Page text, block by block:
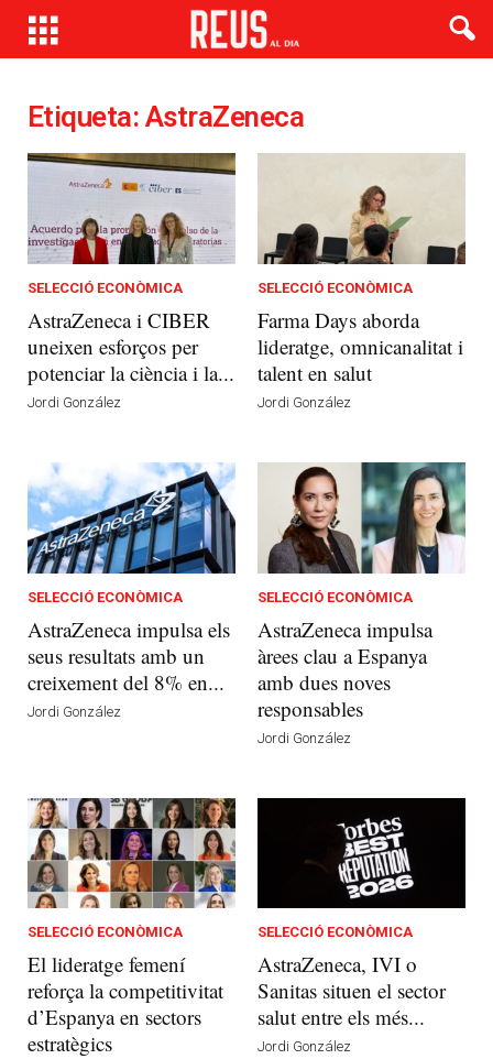
Etiqueta: AstraZeneca
SELECCIÓ ECONÒMICA
AstraZeneca i CIBER
uneixen esforços per
potenciar la ciència i la...
Jordi González
SELECCIÓ ECONÒMICA
Farma Days aborda
lideratge, omnicanalitat i
talent en salut
Jordi González
SELECCIÓ ECONÒMICA
AstraZeneca impulsa els
seus resultats amb un
creixement del 8% en...
Jordi González
SELECCIÓ ECONÒMICA
AstraZeneca impulsa
àrees clau a Espanya
amb dues noves
responsables
Jordi González
SELECCIÓ ECONÒMICA
El lideratge femení
reforça la competitivitat
d’Espanya en sectors
estratègics
SELECCIÓ ECONÒMICA
AstraZeneca, IVI o
Sanitas situen el sector
salut entre els més...
Jordi González